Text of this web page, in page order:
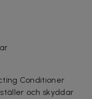
Conditioner
och skyddar